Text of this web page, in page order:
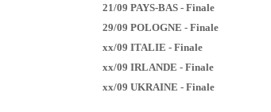
21/09 PAYS-BAS - Finale
29/09 POLOGNE - Finale
xx/09 ITALIE - Finale
xx/09 IRLANDE - Finale
xx/09 UKRAINE - Finale